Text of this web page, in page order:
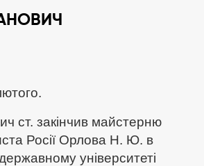
ст. закінчив майстерню
Росії Орлова Н. Ю. в
університеті